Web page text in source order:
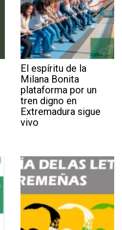
El espíritu de la
Milana Bonita
plataforma por un
tren digno en
Extremadura sigue
vivo